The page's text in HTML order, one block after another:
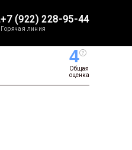
+7 (922) 228-95-44
Горячая линия
4
Общая
оценка